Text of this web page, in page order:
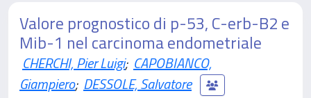
Valore prognostico di p-53, C-erb-B2 e
Mib-1 nel carcinoma endometriale
CHERCHI, Pier Luigi; CAPOBIANCO,
Giampiero; DESSOLE, Salvatore